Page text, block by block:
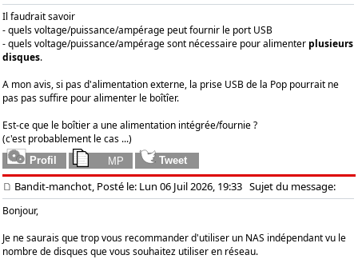
Il faudrait savoir
- quels voltage/puissance/ampérage peut fournir le port USB
- quels voltage/puissance/ampérage sont nécessaire pour alimenter plusieurs
disques.
A mon avis, si pas d'alimentation externe, la prise USB de la Pop pourrait ne
pas pas suffire pour alimenter le boîtîer.
Est-ce que le boîtier a une alimentation intégrée/fournie ?
(c'est probablement le cas ...)
Bandit-manchot, Posté le: Lun 06 Juil 2026, 19:33 Sujet du message:
Bonjour,
Je ne saurais que trop vous recommander d'utiliser un NAS indépendant vu le
nombre de disques que vous souhaitez utiliser en réseau.